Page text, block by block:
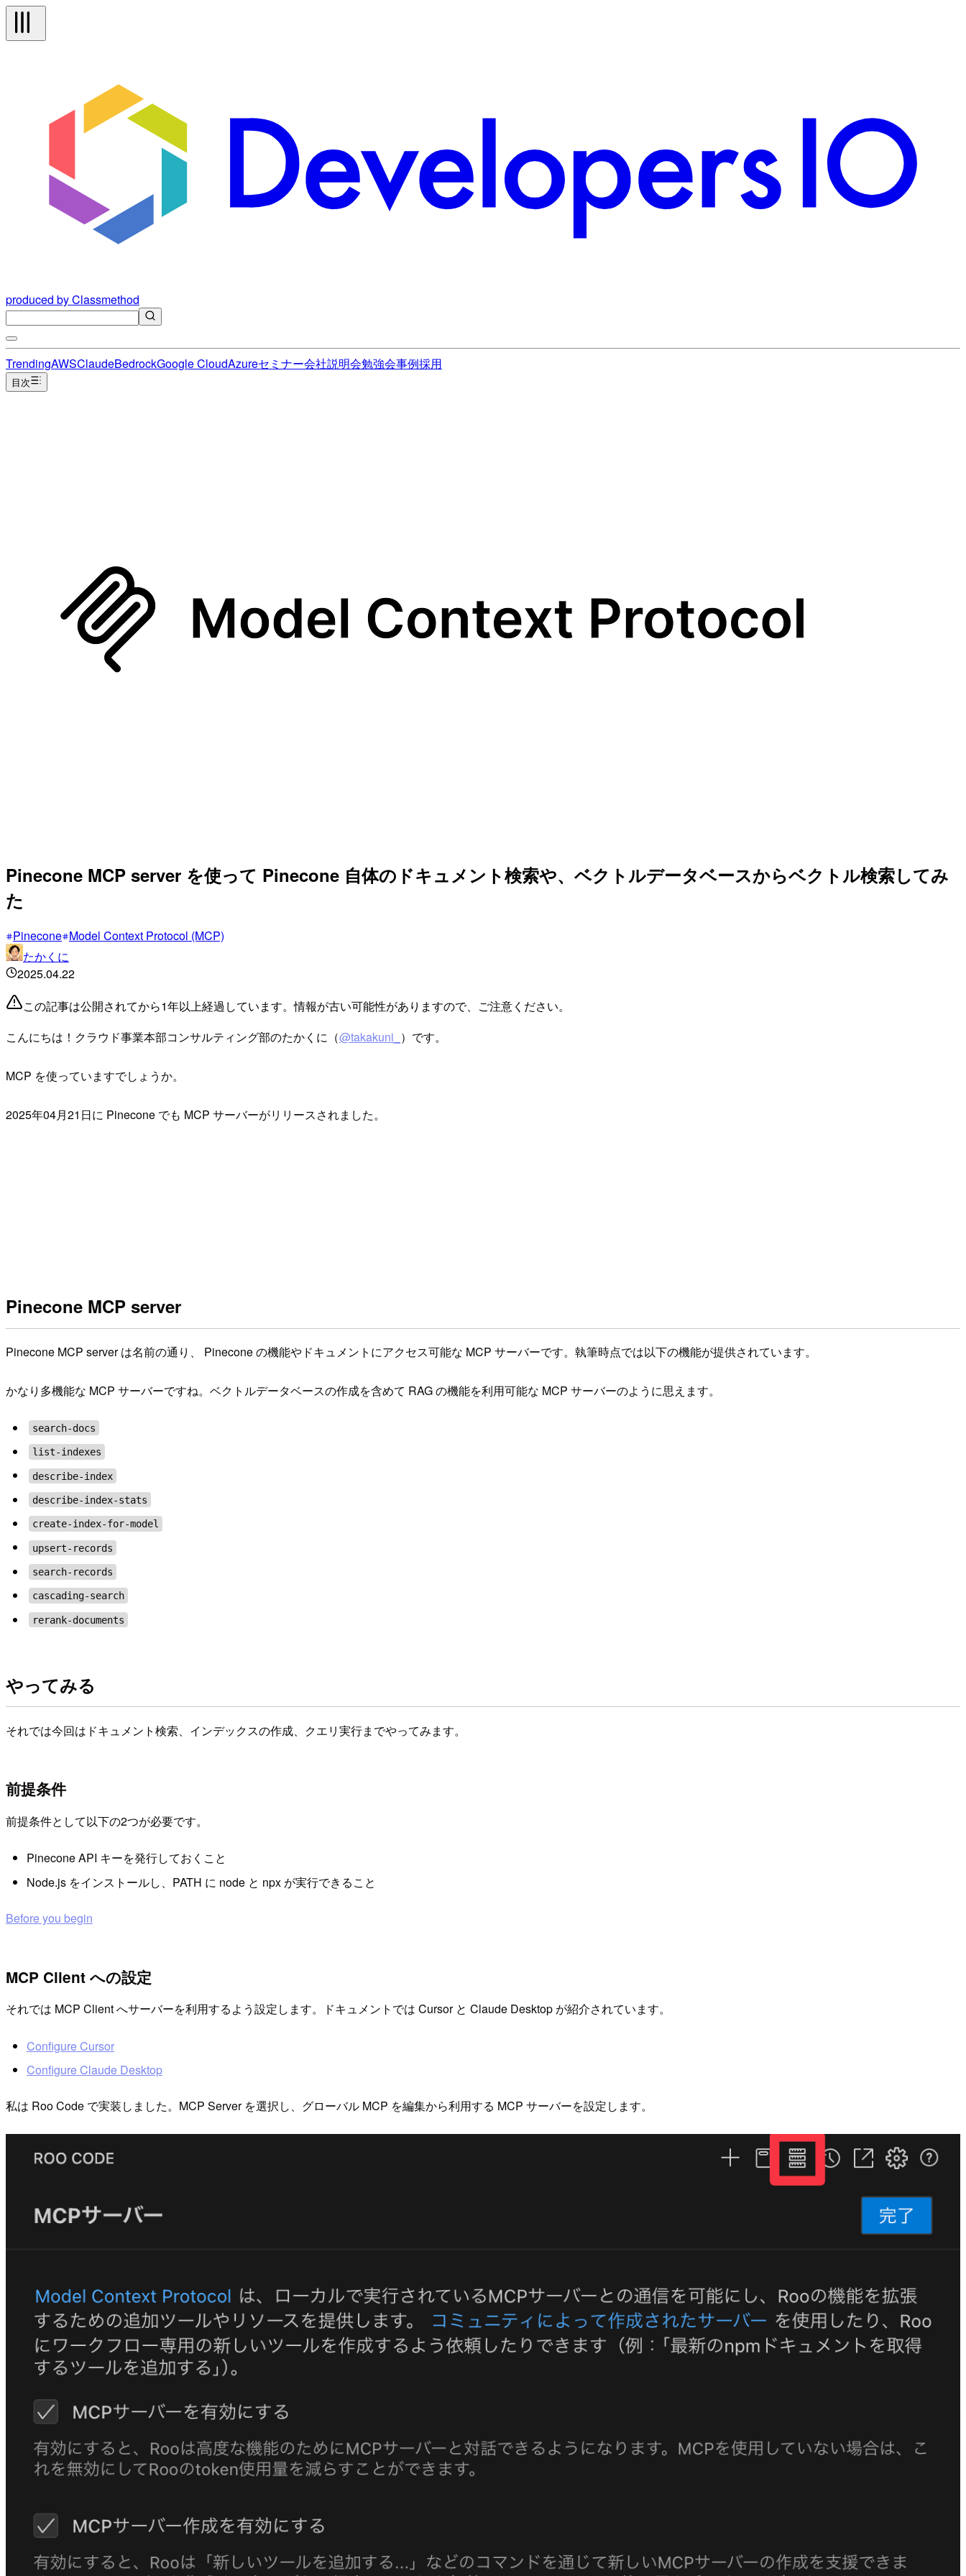
produced by Classmethod
TrendingAWSClaudeBedrockGoogle CloudAzureセミナー会社説明会勉強会事例採用
目次
Pinecone MCP server を使って Pinecone 自体のドキュメント検索や、ベクトルデータベースからベクトル検索してみ
た
Pinecone Model Context Protocol (MCP)
たかくに
2025.04.22
この記事は公開されてから1年以上経過しています。情報が古い可能性がありますので、ご注意ください。
こんにちは！クラウド事業本部コンサルティング部のたかくに（@takakuni_ ）です。
MCP を使っていますでしょうか。
2025年04月21日に Pinecone でも MCP サーバーがリリースされました。
Pinecone MCP server
Pinecone MCP server は名前の通り、 Pinecone の機能やドキュメントにアクセス可能な MCP サーバーです。執筆時点では以下の機能が提供されています。
かなり多機能な MCP サーバーですね。ベクトルデータベースの作成を含めて RAG の機能を利用可能な MCP サーバーのように思えます。
search-docs
list-indexes
describe-index
describe-index-stats
create-index-for-model
upsert-records
search-records
cascading-search
rerank-documents
やってみる
それでは今回はドキュメント検索、インデックスの作成、クエリ実行までやってみます。
前提条件
前提条件として以下の2つが必要です。
Pinecone API キーを発行しておくこと
Node.js をインストールし、PATH に node と npx が実行できること
Before you begin
MCP Client への設定
それでは MCP Client へサーバーを利用するよう設定します。ドキュメントでは Cursor と Claude Desktop が紹介されています。
Configure Cursor
Configure Claude Desktop
私は Roo Code で実装しました。MCP Server を選択し、グローバル MCP を編集から利用する MCP サーバーを設定します。